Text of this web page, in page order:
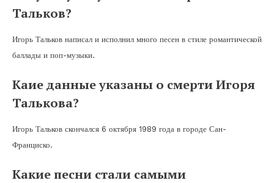
Тальков?
Игорь Тальков написал и исполнил много песен в стиле романтической
баллады и поп-музыки.
Каие данные указаны о смерти Игоря
Талькова?
Игорь Тальков скончался 6 октября 1989 года в городе Сан-
Франциско.
Какие песни стали самыми